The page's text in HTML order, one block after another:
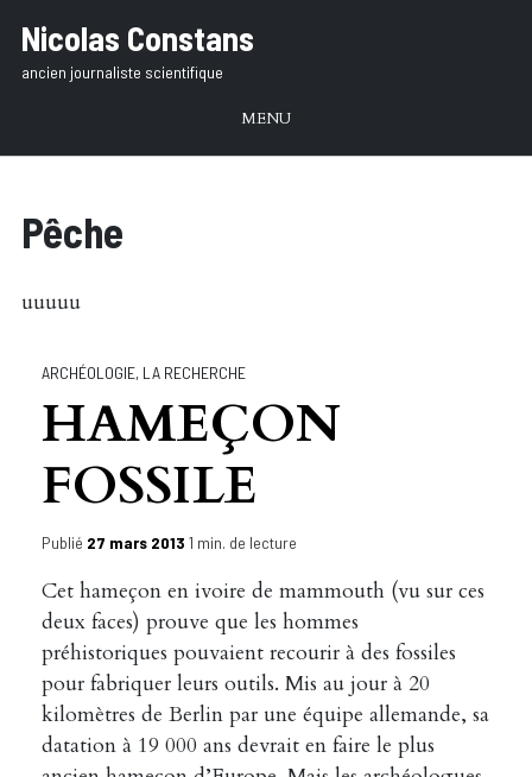
texte
Nicolas Constans
ancien journaliste scientifique
MENU
Pêche
uuuuu
ARCHÉOLOGIE, LA RECHERCHE
HAMEÇON
FOSSILE
Publié 27 mars 20131 min. de lecture
Cet hameçon en ivoire de mammouth (vu sur ces
deux faces) prouve que les hommes
préhistoriques pouvaient recourir à des fossiles
pour fabriquer leurs outils. Mis au jour à 20
kilomètres de Berlin par une équipe allemande, sa
datation à 19 000 ans devrait en faire le plus